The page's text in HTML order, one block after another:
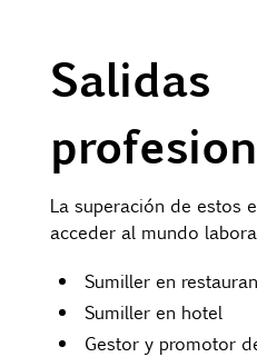
Salidas
La superación de estos
acceder al mundo
Sumiller en
Sumiller en hotel
Gestor y promotor